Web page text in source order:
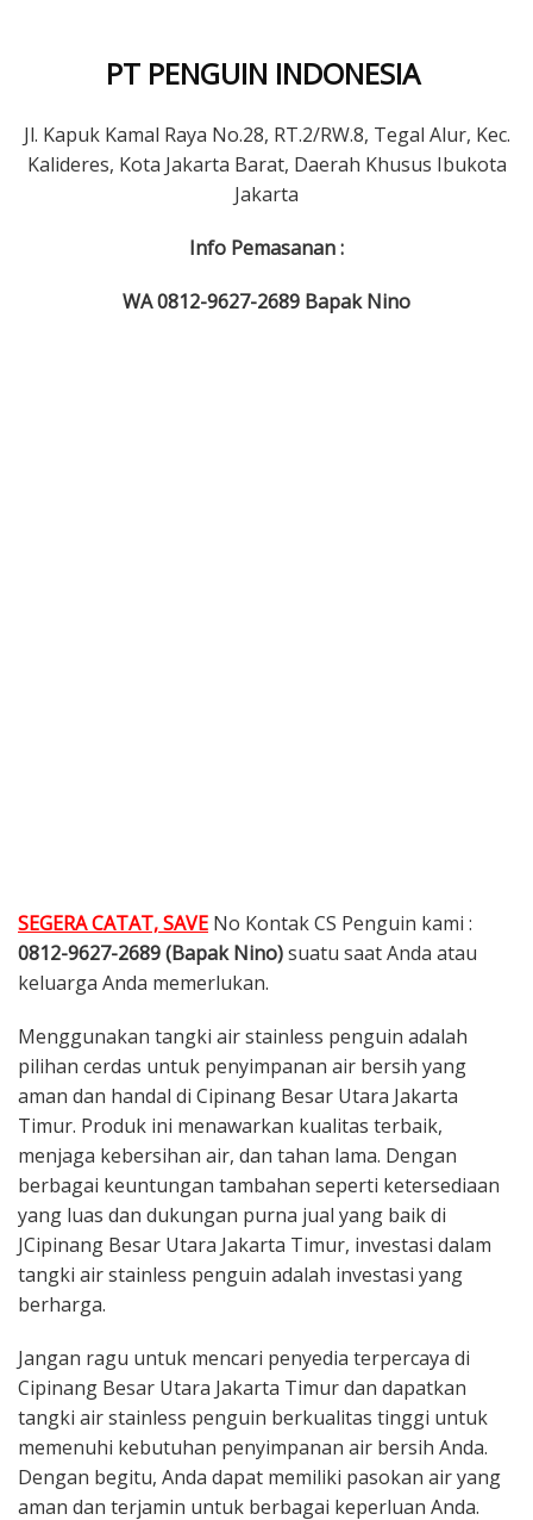
PT PENGUIN INDONESIA
Jl. Kapuk Kamal Raya No.28, RT.2/RW.8, Tegal Alur, Kec.
Kalideres, Kota Jakarta Barat, Daerah Khusus Ibukota
Jakarta
Info Pemasanan :
WA 0812-9627-2689 Bapak Nino
SEGERA CATAT, SAVE No Kontak CS Penguin kami :
0812-9627-2689 (Bapak Nino)suatu saat Anda atau
keluarga Anda memerlukan.
Menggunakan tangki air stainless penguin adalah
pilihan cerdas untuk penyimpanan air bersih yang
aman dan handal di Cipinang Besar Utara Jakarta
Timur. Produk ini menawarkan kualitas terbaik,
menjaga kebersihan air, dan tahan lama. Dengan
berbagai keuntungan tambahan seperti ketersediaan
yang luas dan dukungan purna jual yang baik di
JCipinang Besar Utara Jakarta Timur, investasi dalam
tangki air stainless penguin adalah investasi yang
berharga.
Jangan ragu untuk mencari penyedia terpercaya di
Cipinang Besar Utara Jakarta Timur dan dapatkan
tangki air stainless penguin berkualitas tinggi untuk
memenuhi kebutuhan penyimpanan air bersih Anda.
Dengan begitu, Anda dapat memiliki pasokan air yang
aman dan terjamin untuk berbagai keperluan Anda.